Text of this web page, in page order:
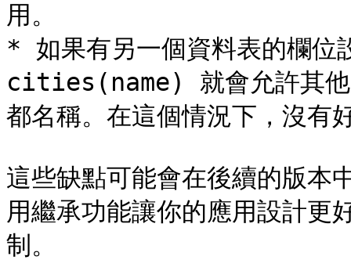
用。
* 如果有另一個資料表的欄位
cities(name) 就會允許其他
都名稱。在這個情況下，沒有
這些缺點可能會在後續的版本
用繼承功能讓你的應用設計更
制。